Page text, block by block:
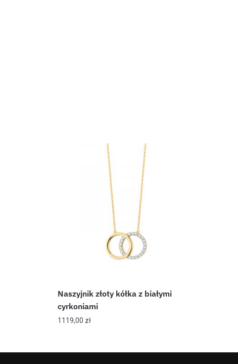
Naszyjnik złoty kółka z białymi
cyrkoniami
1119,00 zł